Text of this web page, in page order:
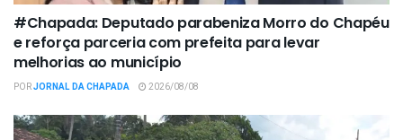
#Chapada: Deputado parabeniza Morro do Chapéu
e reforça parceria com prefeita para levar
melhorias ao município
PORJORNAL DA CHAPADA 2026/08/08